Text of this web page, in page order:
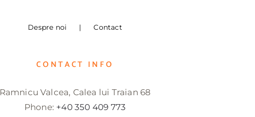
Despre noi Contact
CONTACT INFO
Ramnicu Valcea, Calea lui Traian 68
Phone: +40 350 409 773